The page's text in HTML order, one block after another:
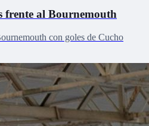
frente al Bournemouth
con goles de Cucho